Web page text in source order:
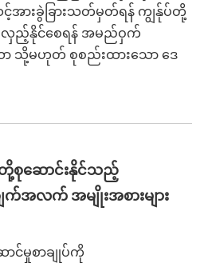
င့်အားခွဲခြားသတ်မှတ်ရန် ကျွန်ုပ်တို့
မလှည့်နိုင်စေရန် အမည်ဝှက်
သို့မဟုတ် စုစည်းထားသော ဒေ
စုဆောင်းနိုင်သည့်
လက် အမျိုးအစားများ
င်မှုစာချုပ်ကို